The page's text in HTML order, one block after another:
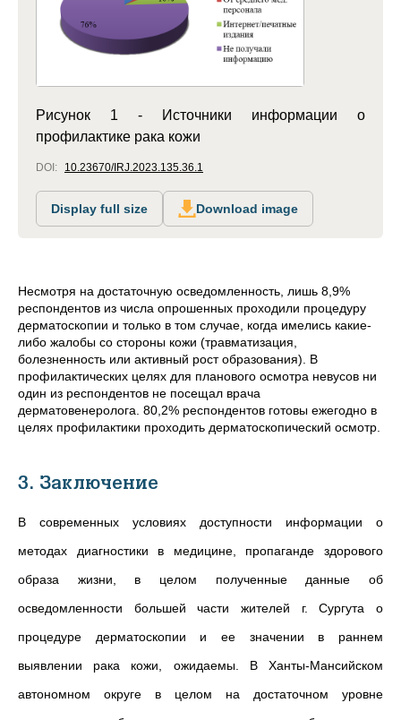
Рисунок 1 - Источники информации о
профилактике рака кожи
DOI: 10.23670/IRJ.2023.135.36.1
Display full size Download image
Несмотря на достаточную осведомленность, лишь 8,9%
респондентов из числа опрошенных проходили процедуру
дерматоскопии и только в том случае, когда имелись какие-
либо жалобы со стороны кожи (травматизация,
болезненность или активный рост образования). В
профилактических целях для планового осмотра невусов ни
один из респондентов не посещал врача
дерматовенеролога. 80,2% респондентов готовы ежегодно в
целях профилактики проходить дерматоскопический осмотр.
3. Заключение
В современных условиях доступности информации о
методах диагностики в медицине, пропаганде здорового
образа жизни, в целом полученные данные об
осведомленности большей части жителей г. Сургута о
процедуре дерматоскопии и ее значении в раннем
выявлении рака кожи, ожидаемы. В Ханты-Мансийском
автономном округе в целом на достаточном уровне